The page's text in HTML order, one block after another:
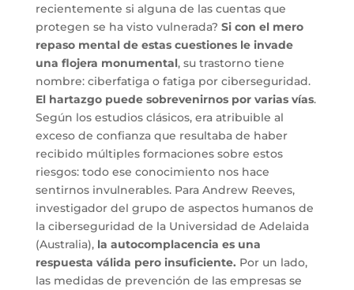
recientemente si alguna de las cuentas que
protegen se ha visto vulnerada? Si con el mero
repaso mental de estas cuestiones le invade
una flojera monumental, su trastorno tiene
nombre: ciberfatiga o fatiga por ciberseguridad.
El hartazgo puede sobrevenirnos por varias vías.
Según los estudios clásicos, era atribuible al
exceso de confianza que resultaba de haber
recibido múltiples formaciones sobre estos
riesgos: todo ese conocimiento nos hace
sentirnos invulnerables. Para Andrew Reeves,
investigador del grupo de aspectos humanos de
la ciberseguridad de la Universidad de Adelaida
(Australia),la autocomplacencia es una
respuesta válida pero insuficiente. Por un lado,
las medidas de prevención de las empresas se